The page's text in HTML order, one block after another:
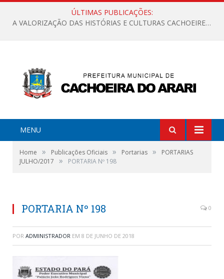
ÚLTIMAS PUBLICAÇÕES:
A VALORIZAÇÃO DAS HISTÓRIAS E CULTURAS CACHOEIRENSES
MENU
Home » Publicações Oficiais » Portarias »
PORTARIAS
JULHO/2017
» PORTARIA Nº 198
PORTARIA Nº 198 0
POR ADMINISTRADOR EM 8 DE JUNHO DE 2018